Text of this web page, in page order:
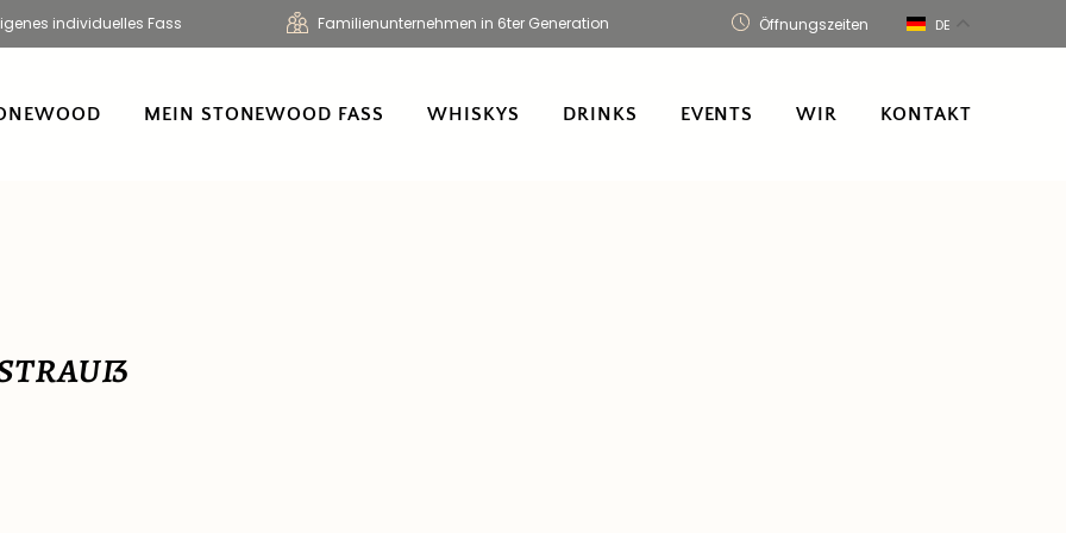
individuelles Fass Familienunternehmen in 6ter Generation Öffnungszeiten DE
MEIN STONEWOOD FASS WHISKYS DRINKS EVENTS WIR KONTAKT